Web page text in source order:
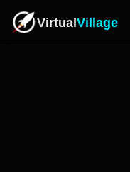
VirtualVillage